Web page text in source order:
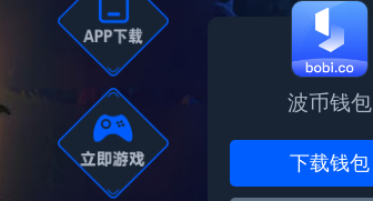
波币钱包
下载钱包